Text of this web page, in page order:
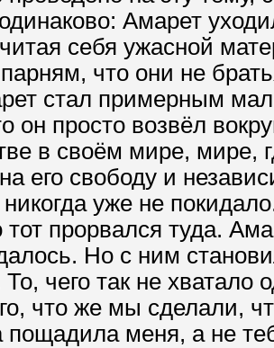
Амарет
себя ужасной
что они не
стал примерным
он просто возвёл
в своём мире, мире,
его свободу и
никогда уже не
тот прорвался туда.
Но с ним
То, чего так не хватало
что же мы сделали,
меня, а не